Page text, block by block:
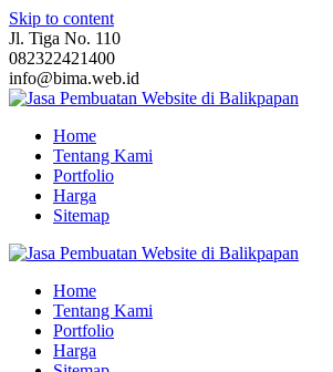
Skip to content
Jl. Tiga No. 110
082322421400
info@bima.web.id
Home
Tentang Kami
Portfolio
Harga
Sitemap
Home
Tentang Kami
Portfolio
Harga